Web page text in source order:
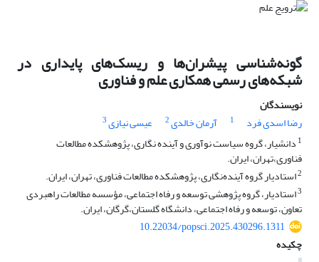
گونه‌شناسی پیشران‌ها و ریسک‌های پایداری در
شبکه‌های رسمی همکاری علم و فناوری
نویسندگان
رضا اسدی فرد
1 آرمان خالدی2 عیسی نیازی3
1 دانشیار، گروه سیاست نوآوری و آینده نگاری، پژوهشکده مطالعات
فناوری،تهران، ایران.
2استادیار گروه آینده‌نگاری، پژوهشکده مطالعات فناوری، تهران، ایران.
3استادیار، گروه پژوهشی توسعه و رفاه اجتماعی، مؤسسه مطالعات راهبردی
تعاون، توسعه و رفاه اجتماعی، دانشگاه گلستان،گرگان، ایران.
10.22034/popsci.2025.430296.1311
چکیده